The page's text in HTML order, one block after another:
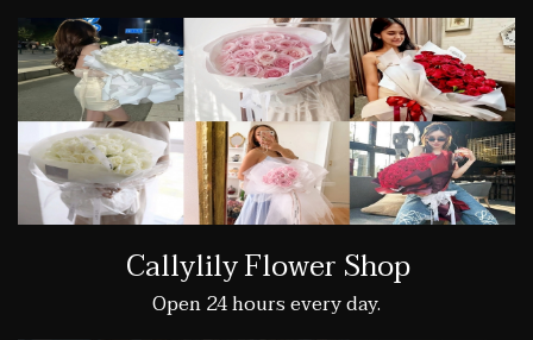
Callylily Flower Shop
Open 24 hours every day.